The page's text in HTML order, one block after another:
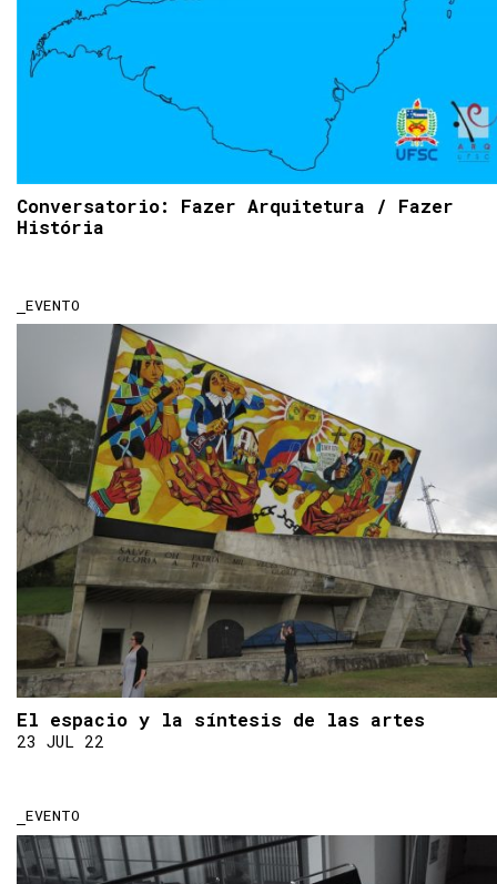
Conversatorio: Fazer Arquitetura / Fazer
História
EVENTO
El espacio y la síntesis de las artes
23 JUL 22
EVENTO